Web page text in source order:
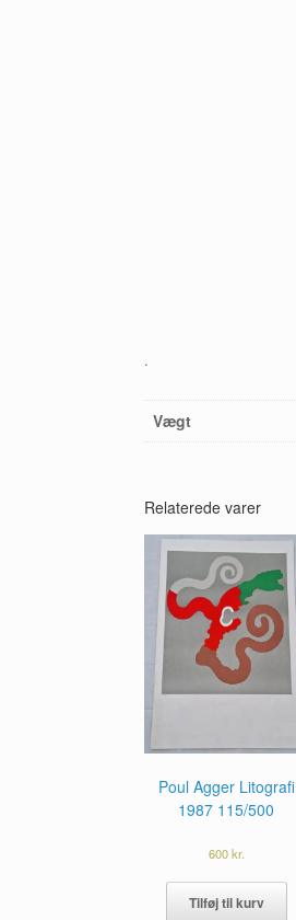
.
Vægt
Relaterede varer
Poul Agger Litografi
1987 115/500
600kr.
Tilføj til kurv